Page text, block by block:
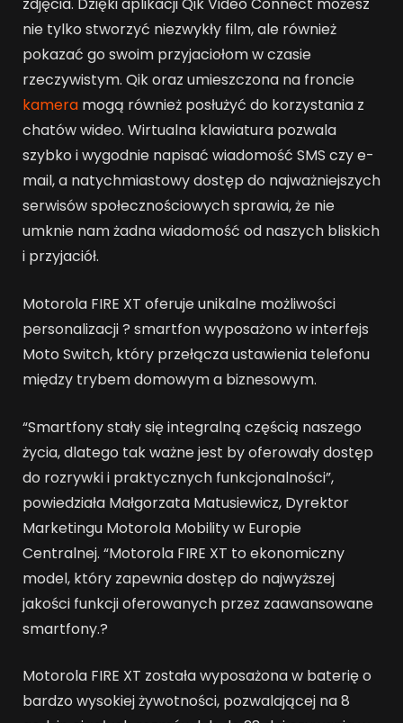
zdjęcia. Dzięki aplikacji Qik Video Connect możesz
nie tylko stworzyć niezwykły film, ale również
pokazać go swoim przyjaciołom w czasie
rzeczywistym. Qik oraz umieszczona na froncie
kamera mogą również posłużyć do korzystania z
chatów wideo. Wirtualna klawiatura pozwala
szybko i wygodnie napisać wiadomość SMS czy e-
mail, a natychmiastowy dostęp do najważniejszych
serwisów społecznościowych sprawia, że nie
umknie nam żadna wiadomość od naszych bliskich
i przyjaciół.
Motorola FIRE XT oferuje unikalne możliwości
personalizacji ? smartfon wyposażono w interfejs
Moto Switch, który przełącza ustawienia telefonu
między trybem domowym a biznesowym.
“Smartfony stały się integralną częścią naszego
życia, dlatego tak ważne jest by oferowały dostęp
do rozrywki i praktycznych funkcjonalności”,
powiedziała Małgorzata Matusiewicz, Dyrektor
Marketingu Motorola Mobility w Europie
Centralnej. “Motorola FIRE XT to ekonomiczny
model, który zapewnia dostęp do najwyższej
jakości funkcji oferowanych przez zaawansowane
smartfony.?
Motorola FIRE XT została wyposażona w baterię o
bardzo wysokiej żywotności, pozwalającej na 8